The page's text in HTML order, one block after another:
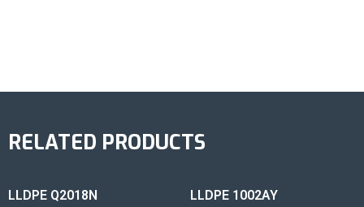
RELATED PRODUCTS
LLDPE Q2018N LLDPE 1002AY